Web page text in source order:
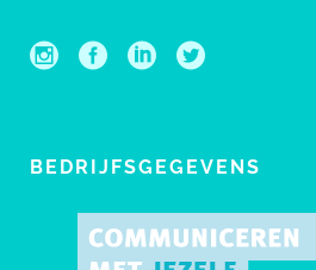
BEDRIJFSGEGEVENS